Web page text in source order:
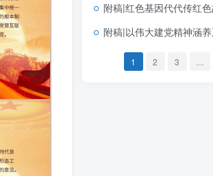
附稿|红色基因代代传红色故事润童心中小学生
附稿|以伟大建党精神涵养正确政绩观专题党
1 2 3